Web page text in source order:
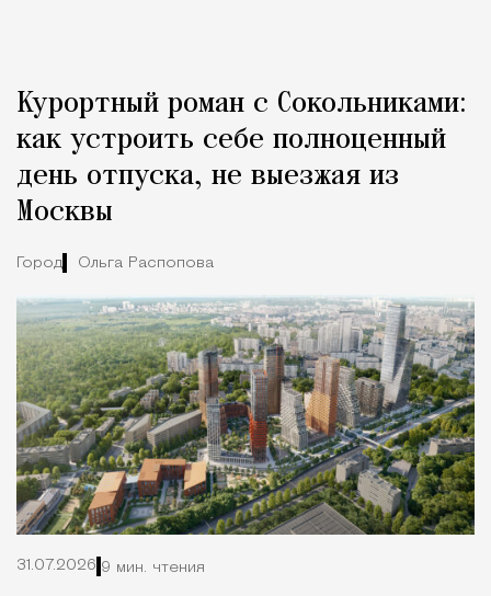
Курортный роман с Сокольниками:
как устроить себе полноценный
день отпуска, не выезжая из
Москвы
Город Ольга Распопова
31.07.2026 9 мин. чтения